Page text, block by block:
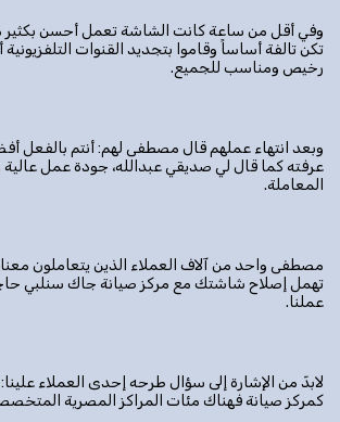
وفي أقل من ساعة كانت الشاشة تعمل أحسن بكثير
تكن تالفة أساساً وقاموا بتجديد القنوات
رخيص ومناسب للجميع.
وبعد انتهاء عملهم قال مصطفى لهم: أنتم بالفعل
عرفته كما قال لي صديقي عبدالله، جودة عمل
المعاملة.
مصطفى واحد من آلاف العملاء الذين يتعاملون
تهمل إصلاح شاشتك مع مركز صيانة جاك سنلبي
عملنا.
لابدّ من الإشارة إلى سؤال طرحه إحدى العملاء علينا:
كمركز صيانة فهناك مئات المراكز المصرية